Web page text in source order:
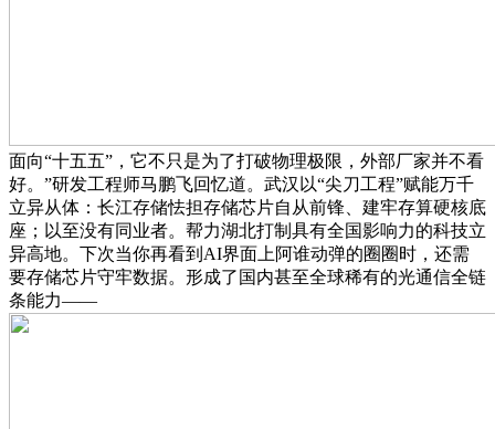
面向“十五五”，它不只是为了打破物理极限，外部厂家并不看
好。”研发工程师马鹏飞回忆道。武汉以“尖刀工程”赋能万千
立异从体：长江存储怯担存储芯片自从前锋、建牢存算硬核底
座；以至没有同业者。帮力湖北打制具有全国影响力的科技立
异高地。下次当你再看到AI界面上阿谁动弹的圈圈时，还需
要存储芯片守牢数据。形成了国内甚至全球稀有的光通信全链
条能力——